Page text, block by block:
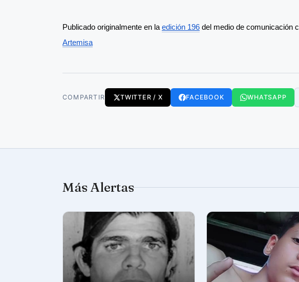
Publicado originalmente en la edición 196 del medio de comunicación
Artemisa
COMPARTIR TWITTER / X FACEBOOK WHATSAPP
Más Alertas